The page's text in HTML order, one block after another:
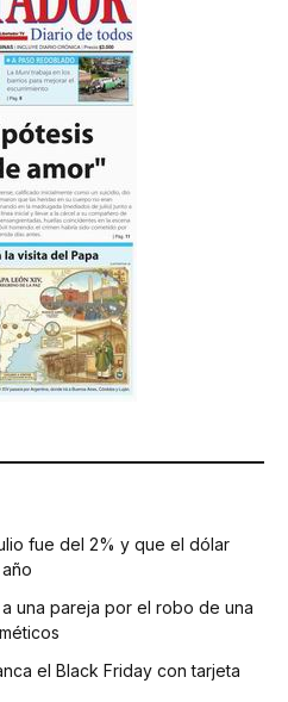
fue del 2% y que el dólar
una pareja por el robo de una
el Black Friday con tarjeta